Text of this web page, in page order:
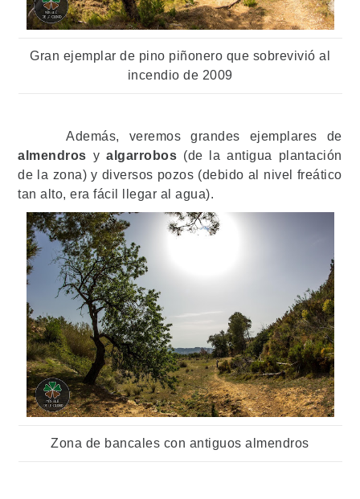
Gran ejemplar de pino piñonero que sobrevivió al
incendio de 2009
Además, veremos grandes ejemplares de
almendros yalgarrobos (de la antigua plantación
de la zona) y diversos pozos (debido al nivel freático
tan alto, era fácil llegar al agua).
Zona de bancales con antiguos almendros